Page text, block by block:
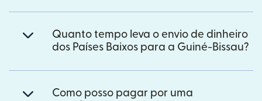
Quanto tempo leva o envio de dinheiro
dos Países Baixos para a Guiné-Bissau?
Como posso pagar por uma